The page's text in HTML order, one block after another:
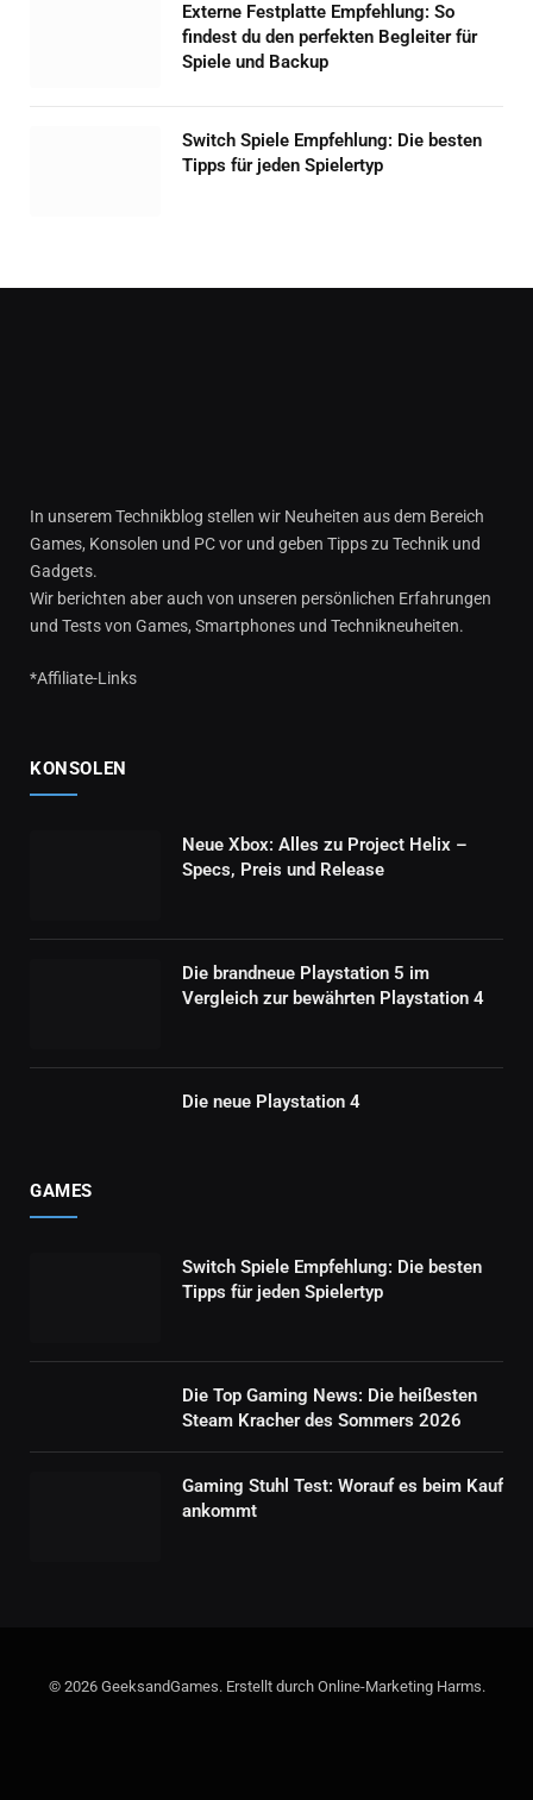
Externe Festplatte Empfehlung: So
findest du den perfekten Begleiter für
Spiele und Backup
Switch Spiele Empfehlung: Die besten
Tipps für jeden Spielertyp
In unserem Technikblog stellen wir Neuheiten aus dem Bereich
Games, Konsolen und PC vor und geben Tipps zu Technik und
Gadgets.
Wir berichten aber auch von unseren persönlichen Erfahrungen
und Tests von Games, Smartphones und Technikneuheiten.
*Affiliate-Links
KONSOLEN
Neue Xbox: Alles zu Project Helix –
Specs, Preis und Release
Die brandneue Playstation 5 im
Vergleich zur bewährten Playstation 4
Die neue Playstation 4
GAMES
Switch Spiele Empfehlung: Die besten
Tipps für jeden Spielertyp
Die Top Gaming News: Die heißesten
Steam Kracher des Sommers 2026
Gaming Stuhl Test: Worauf es beim Kauf
ankommt
© 2026 GeeksandGames. Erstellt durch Online-Marketing Harms.